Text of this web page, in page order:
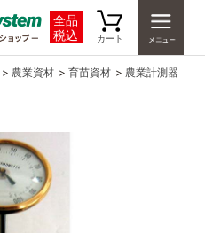
全品
税込
カート
> 農業資材 > 育苗資材 > 農業計測器